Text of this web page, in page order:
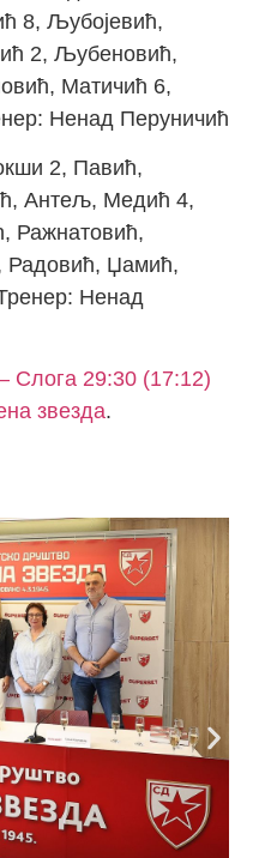
8, Љубојевић,
2, Љубеновић,
Матичић 6,
Ненад Перуничић
2, Павић,
Антељ, Медић 4,
Ражнатовић,
Радовић, Џамић,
Ненад
Слога 29:30 (17:12)
звезда.